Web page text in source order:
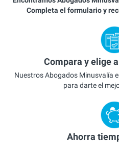
Completa el formulario y
Compara y elige
Nuestros Abogados Minusvalía
para darte el
Ahorra